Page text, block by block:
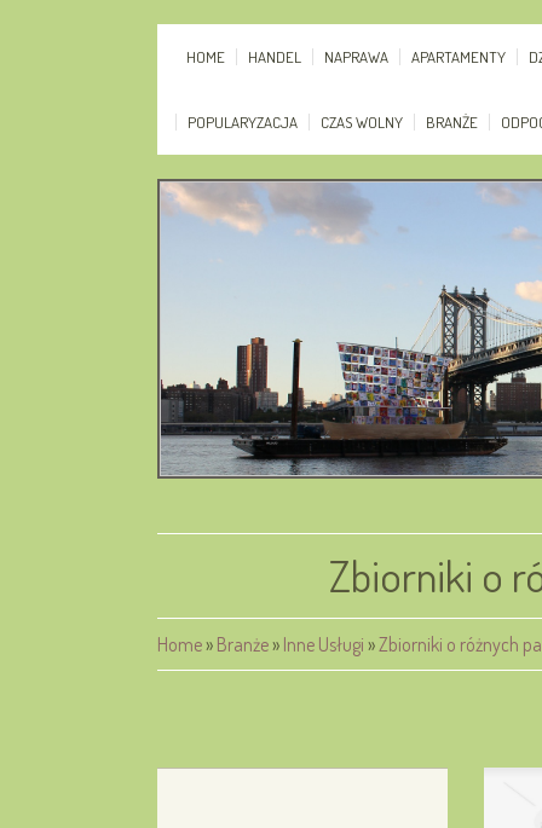
HOME HANDEL NAPRAWA APARTAMENTY
POPULARYZACJA CZAS WOLNY BRANŻE
Zbiorniki o
Home» Branże» Inne Usługi »Zbiorniki o różnych